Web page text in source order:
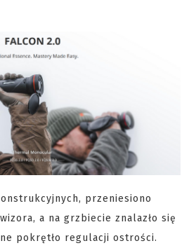
przeniesiono
a na grzbiecie znalazło się
pokrętło regulacji ostrości.